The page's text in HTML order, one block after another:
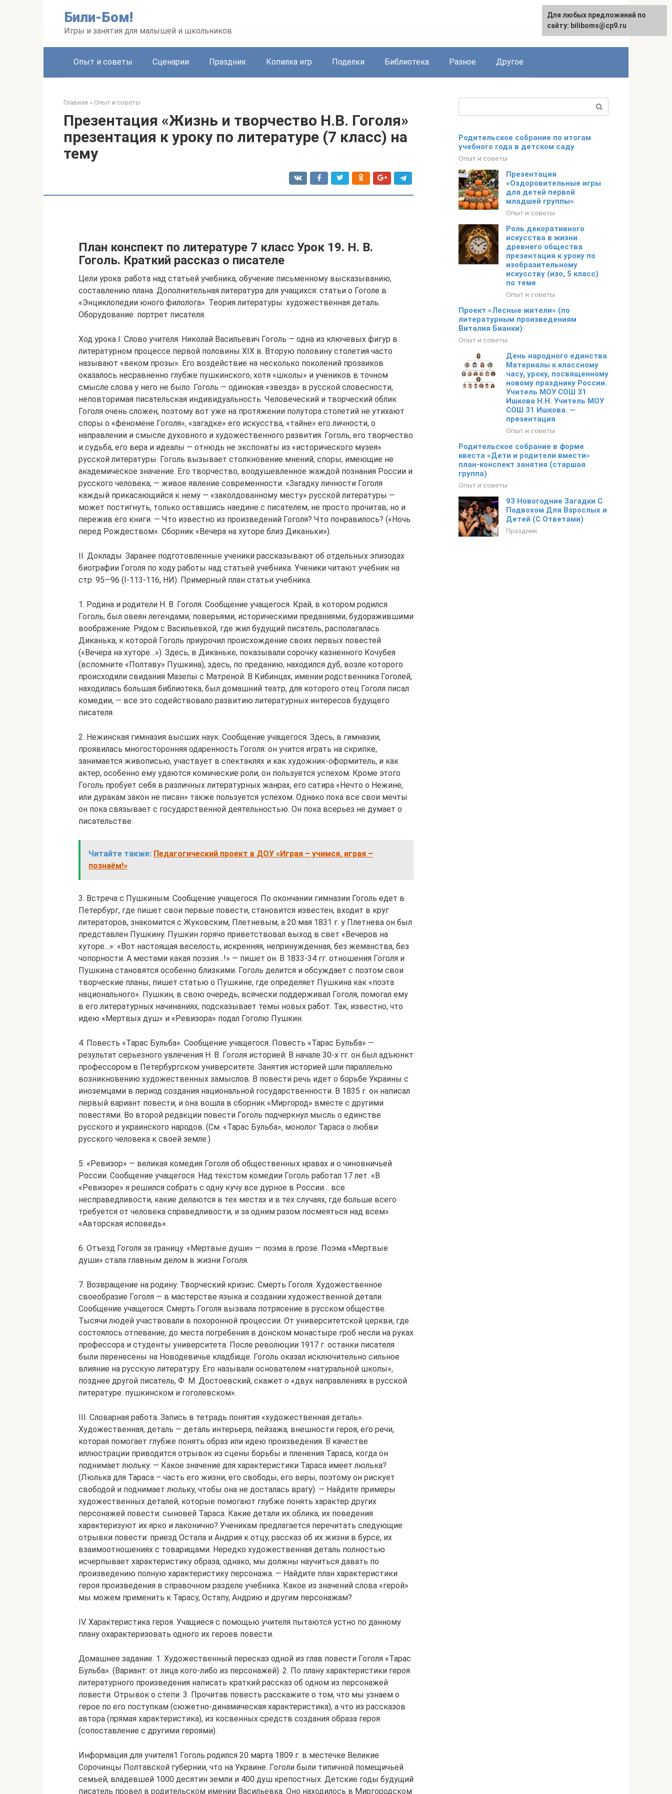
Били-Бом!
Игры и занятия для малышей и школьников
Опыт и советы Сценарии Праздник Копилка игр Поделки Библиотека Разное Другое
Главная » Опыт и советы
Презентация «Жизнь и творчество Н.В. Гоголя»
презентация к уроку по литературе (7 класс) на
тему
План конспект по литературе 7 класс Урок 19. Н. В.
Гоголь. Краткий рассказ о писателе
Цели урока: работа над статьей учебника, обучение письменному высказыванию,
составлению плана. Дополнительная литература для учащихся: статьи о Гоголе в
«Энциклопедии юного филолога». Теория литературы: художественная деталь.
Оборудование: портрет писателя.
Ход урока I. Слово учителя. Николай Васильевич Гоголь — одна из ключевых фигур в
литературном процессе первой половины ХIХ в. Вторую половину столетия часто
называют «веком прозы». Его воздействие на несколько поколений прозаиков
оказалось несравненно глубже пушкинского, хотя «школы» и учеников в точном
смысле слова у него не было. Гоголь — одинокая «звезда» в русской словесности,
неповторимая писательская индивидуальность. Человеческий и творческий облик
Гоголя очень сложен, поэтому вот уже на протяжении полутора столетий не утихают
споры о «феномене Гоголя», «загадке» его искусства, «тайне» его личности, о
направлении и смысле духовного и художественного развития. Гоголь, его творчество
и судьба, его вера и идеалы — отнюдь не экспонаты из «исторического музея»
русской литературы. Гоголь вызывает столкновение мнений, споры, имеющие не
академическое значение. Его творчество, воодушевленное жаждой познания России и
русского человека, — живое явление современности. «Загадку личности Гоголя
каждый прикасающийся к нему — «заколдованному месту» русской литературы —
может постигнуть, только оставшись наедине с писателем, не просто прочитав, но и
пережив его книги. — Что известно из произведений Гоголя? Что понравилось? («Ночь
перед Рождеством». Сборник «Вечера на хуторе близ Диканьки»).
II. Доклады. Заранее подготовленные ученики рассказывают об отдельных эпизодах
биографии Гоголя по ходу работы над статьей учебника. Ученики читают учебник на
стр. 95—96 (I-113-116, НИ). Примерный план статьи учебника.
1. Родина и родители Н. В. Гоголя. Сообщение учащегося. Край, в котором родился
Гоголь, был овеян легендами, поверьями, историческими преданиями, будоражившими
воображение. Рядом с Васильевкой, где жил будущий писатель, располагалась
Диканька, к которой Гоголь приурочил происхождение своих первых повестей
(«Вечера на хуторе…»). Здесь, в Диканьке, показывали сорочку казненного Кочубея
(вспомните «Полтаву» Пушкина), здесь, по преданию, находился дуб, возле которого
происходили свидания Мазепы с Матреной. В Кибинцах, имении родственника Гоголей,
находилась большая библиотека, был домашний театр, для которого отец Гоголя писал
комедии, — все это содействовало развитию литературных интересов будущего
писателя.
2. Нежинская гимназия высших наук. Сообщение учащегося. Здесь, в гимназии,
проявилась многосторонняя одаренность Гоголя: он учится играть на скрипке,
занимается живописью, участвует в спектаклях и как художник-оформитель, и как
актер, особенно ему удаются комические роли, он пользуется успехом. Кроме этого
Гоголь пробует себя в различных литературных жанрах, его сатира «Нечто о Нежине,
или дуракам закон не писан» также пользуется успехом. Однако пока все свои мечты
он пока связывает с государственной деятельностью. Он пока всерьез не думает о
писательстве.
Читайте также: Педагогический проект в ДОУ «Играя – учимся, играя –
познаём!»
3. Встреча с Пушкиным. Сообщение учащегося. По окончании гимназии Гоголь едет в
Петербург, где пишет свои первые повести, становится известен, входит в круг
литераторов, знакомится с Жуковским, Плетневым, а 20 мая 1831 г. у Плетнева он был
представлен Пушкину. Пушкин горячо приветствовал выход в свет «Вечеров на
хуторе…»: «Вот настоящая веселость, искренняя, непринужденная, без жеманства, без
чопорности. А местами какая поэзия…!» — пишет он. В 1833-34 гг. отношения Гоголя и
Пушкина становятся особенно близкими. Гоголь делится и обсуждает с поэтом свои
творческие планы, пишет статью о Пушкине, где определяет Пушкина как «поэта
национального». Пушкин, в свою очередь, всячески поддерживал Гоголя, помогал ему
в его литературных начинаниях, подсказывает темы новых работ. Так, известно, что
идею «Мертвых душ» и «Ревизора» подал Гоголю Пушкин.
4. Повесть «Тарас Бульба». Сообщение учащегося. Повесть «Тарас Бульба» —
результат серьезного увлечения Н. В. Гоголя историей. В начале 30-х гг. он был адъюнкт
профессором в Петербургском университете. Занятия историей шли параллельно
возникновению художественных замыслов. В повести речь идет о борьбе Украины с
иноземцами в период создания национальной государственности. В 1835 г. он написал
первый вариант повести, и она вошла в сборник «Миргород» вместе с другими
повестями. Во второй редакции повести Гоголь подчеркнул мысль о единстве
русского и украинского народов. (См. «Тарас Бульба», монолог Тараса о любви
русского человека к своей земле.)
5. «Ревизор» — великая комедия Гоголя об общественных нравах и о чиновничьей
России. Сообщение учащегося. Над текстом комедии Гоголь работал 17 лет. «В
«Ревизоре» я решился собрать с одну кучу все дурное в России… все
несправедливости, какие делаются в тех местах и в тех случаях, где больше всего
требуется от человека справедливости, и за одним разом посмеяться над всем».
«Авторская исповедь».
6. Отъезд Гоголя за границу. «Мертвые души» — поэма в прозе. Поэма «Мертвые
души» стала главным делом в жизни Гоголя.
7. Возвращение на родину. Творческий кризис. Смерть Гоголя. Художественное
своеобразие Гоголя — в мастерстве языка и создании художественной детали.
Сообщение учащегося. Смерть Гоголя вызвала потрясение в русском обществе.
Тысячи людей участвовали в похоронной процессии. От университетской церкви, где
состоялось отпевание, до места погребения в донском монастыре гроб несли на руках
профессора и студенты университета. После революции 1917 г. останки писателя
были перенесены на Новодевичье кладбище. Гоголь оказал исключительно сильное
влияние на русскую литературу. Его называли основателем «натуральной школы»,
позднее другой писатель, Ф. М. Достоевский, скажет о «двух направлениях в русской
литературе: пушкинском и гоголевском».
III. Словарная работа. Запись в тетрадь понятия «художественная деталь».
Художественная, деталь — деталь интерьера, пейзажа, внешности героя, его речи,
которая помогает глубже понять образ или идею произведения. В качестве
иллюстрации приводится отрывок из сцены борьбы и пленения Тараса, когда он
поднимает люльку. — Какое значение для характеристики Тараса имеет люлька?
(Люлька для Тараса – часть его жизни, его свободы, его веры, поэтому он рискует
свободой и поднимает люльку, чтобы она не досталась врагу). — Найдите примеры
художественных деталей, которые помогают глубже понять характер других
персонажей повести: сыновей Тараса. Какие детали их облика, их поведения
характеризуют их ярко и лаконично? Ученикам предлагается перечитать следующие
отрывки повести: приезд Остапа и Андрия к отцу, рассказ об их жизни в бурсе, их
взаимоотношениях с товарищами. Нередко художественная деталь полностью
исчерпывает характеристику образа, однако, мы должны научиться давать по
произведению полную характеристику персонажа. — Найдите план характеристики
героя произведения в справочном разделе учебника. Какое из значений слова «герой»
мы можем применить к Тарасу, Остапу, Андрию и другим персонажам?
IV. Характеристика героя. Учащиеся с помощью учителя пытаются устно по данному
плану охарактеризовать одного их героев повести.
Домашнее задание. 1. Художественный пересказ одной из глав повести Гоголя «Тарас
Бульба». (Вариант: от лица кого-либо из персонажей). 2. По плану характеристики героя
литературного произведения написать краткий рассказ об одном из персонажей
повести. Отрывок о степи. 3. Прочитав повесть расскажите о том, что мы узнаем о
герое по его поступкам (сюжетно-динамическая характеристика), а что из рассказов
автора (прямая характеристика), из косвенных средств создания образа героя
(сопоставление с другими героями).
Информация для учителя1 Гоголь родился 20 марта 1809 г. в местечке Великие
Сорочинцы Полтавской губернии, что на Украине. Гоголи были типичной помещичьей
семьей, владевшей 1000 десятин земли и 400 душ крепостных. Детские годы будущий
писатель провел в родительском имении Васильевка. Оно находилось в Миргородском
Родительское собрание по итогам
учебного года в детском саду
Опыт и советы
Презентация
«Оздоровительные игры
для детей первой
младшей группы»
Опыт и советы
Роль декоративного
искусства в жизни
древнего общества
презентация к уроку по
изобразительному
искусству (изо, 5 класс)
по теме
Опыт и советы
Проект «Лесные жители» (по
литературным произведениям
Виталия Бианки)
Опыт и советы
День народного единства
Материалы к классному
часу, уроку, посвященному
новому празднику России.
Учитель МОУ СОШ 31
Ишкова Н.Н. Учитель МОУ
СОШ 31 Ишкова. —
презентация
Опыт и советы
Родительское собрание в форме
квеста «Дети и родители вмести»
план-конспект занятия (старшая
группа)
Опыт и советы
93 Новогодние Загадки С
Подвохом Для Взрослых и
Детей (С Ответами)
Праздник
Для любых предложений по
сайту: biliboms@cp9.ru